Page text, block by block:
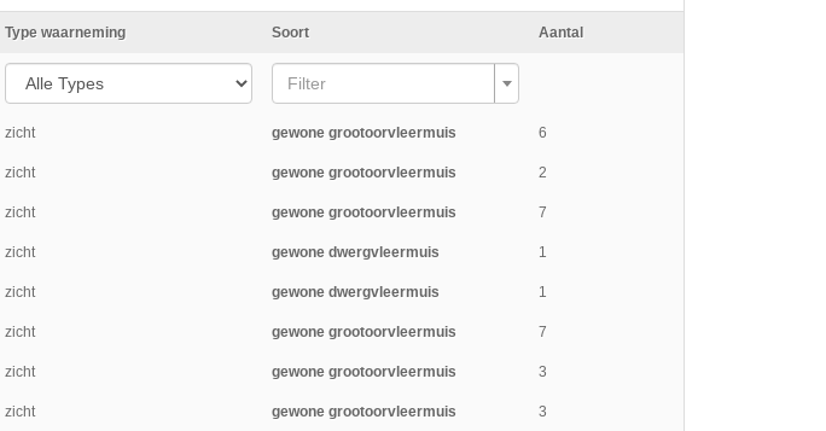
Type waarneming Soort Aantal
Filter
zicht gewone grootoorvleermuis 6
zicht gewone grootoorvleermuis 2
zicht gewone grootoorvleermuis 7
zicht gewone dwergvleermuis 1
zicht gewone dwergvleermuis 1
zicht gewone grootoorvleermuis 7
zicht gewone grootoorvleermuis 3
zicht gewone grootoorvleermuis 3